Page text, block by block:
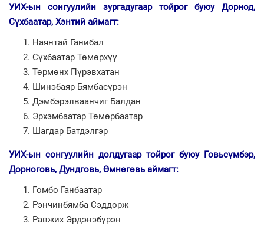
УИХ-ын сонгуулийн зургадугаар тойрог буюу Дорнод,
Сүхбаатар, Хэнтий аймагт:
Наянтай Ганибал
Сүхбаатар Төмөрхүү
Төрмөнх Пүрэвхатан
Шинэбаяр Бямбасүрэн
Дэмбэрэлваанчиг Балдан
Эрхэмбаатар Төмөрбаатар
Шагдар Батдэлгэр
УИХ-ын сонгуулийн долдугаар тойрог буюу Говьсүмбэр,
Дорноговь, Дундговь, Өмнөгөвь аймагт:
Гомбо Ганбаатар
Рэнчинбямба Сэддорж
Равжих Эрдэнэбүрэн